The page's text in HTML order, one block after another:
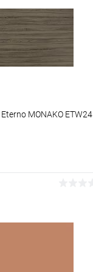
MONAKO ETW24